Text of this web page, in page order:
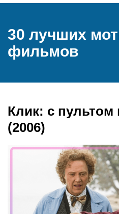
30 лучших
фильмов
Клик: с пультом
(2006)